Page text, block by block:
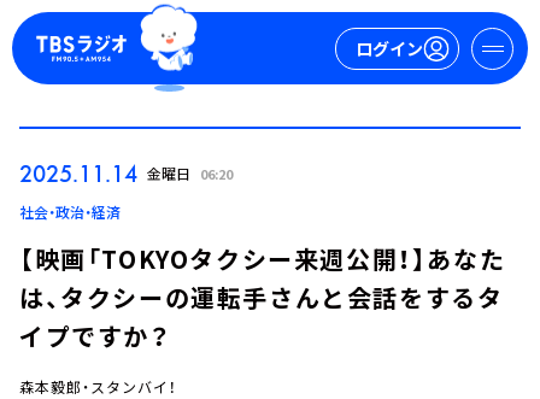
ログイン
2025.11.14 金曜日 06:20
社会・政治・経済
【映画「TOKYOタクシー来週公開！】あなた
は、タクシーの運転手さんと会話をするタ
イプですか？
森本毅郎・スタンバイ！